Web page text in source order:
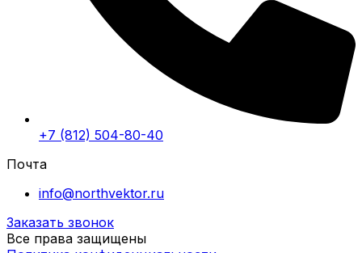
+7 (812) 504-80-40
Почта
info@northvektor.ru
Заказать звонок
Все права защищены